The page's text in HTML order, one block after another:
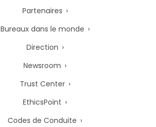
Partenaires
Bureaux dans le monde
Direction
Newsroom
Trust Center
EthicsPoint
Codes de Conduite